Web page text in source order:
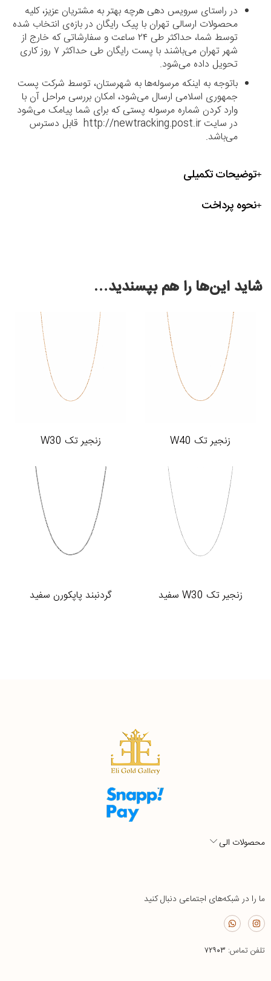
در راستای سرویس دهی هرچه بهتر به مشتریان عزیز، کلیه
محصولات ارسالی تهران با پیک رایگان در بازه‌ی انتخاب شده
توسط شما، حداکثر طی ۲۴ ساعت و سفارشاتی که خارج از
شهر تهران می‌باشند با پست رایگان طی حداکثر ۷ روز کاری
تحویل داده می‌شود.
باتوجه به اینکه مرسوله‌ها به شهرستان، توسط شرکت پست
جمهوری اسلامی ارسال می‌شود، امکان بررسی مراحل آن با
وارد کردن شماره مرسوله پستی که برای شما پیامک می‌شود
در سایت http://newtracking.post.ir قابل دسترس
می‌باشد.
توضیحات تکمیلی
نحوه پرداخت
شاید این‌ها را هم بپسندید…
زنجیر تک W40 زنجیر تک W30
زنجیر تک W30 سفید گردنبند پاپکورن سفید
محصولات الی
ما را در شبکه‌های اجتماعی دنبال کنید
تلفن تماس: ۷۲۹۰۳